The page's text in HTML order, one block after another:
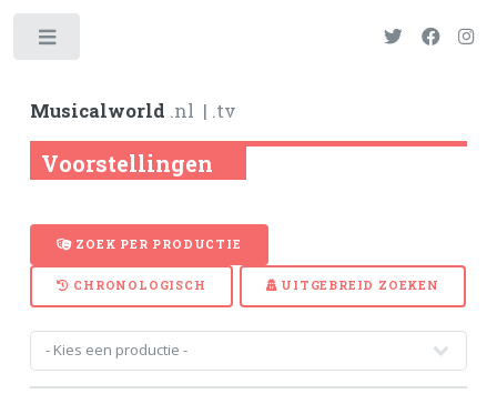
Musicalworld .nl | .tv
Voorstellingen
ZOEK PER PRODUCTIE
CHRONOLOGISCH UITGEBREID ZOEKEN